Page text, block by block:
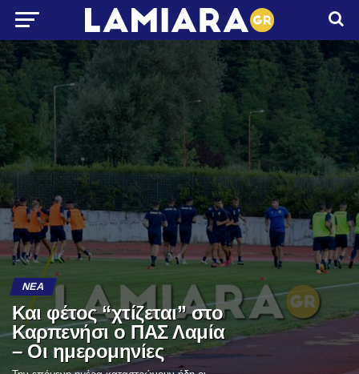
ΝΈΑ
Και φέτος “χτίζεται” στο
Καρπενήσι ο ΠΑΣ Λαμία
– Οι ημερομηνίες